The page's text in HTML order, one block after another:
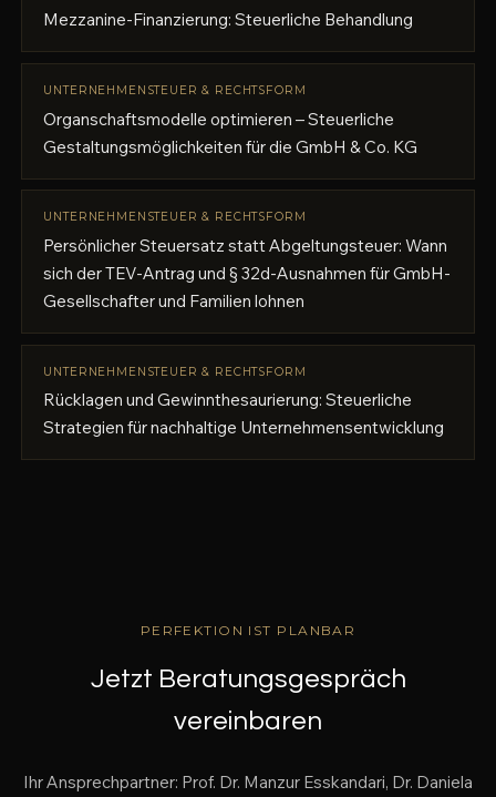
Mezzanine-Finanzierung: Steuerliche Behandlung
UNTERNEHMENSTEUER & RECHTSFORM
Organschaftsmodelle optimieren – Steuerliche
Gestaltungsmöglichkeiten für die GmbH & Co. KG
UNTERNEHMENSTEUER & RECHTSFORM
Persönlicher Steuersatz statt Abgeltungsteuer: Wann
sich der TEV-Antrag und § 32d-Ausnahmen für GmbH-
Gesellschafter und Familien lohnen
UNTERNEHMENSTEUER & RECHTSFORM
Rücklagen und Gewinnthesaurierung: Steuerliche
Strategien für nachhaltige Unternehmensentwicklung
PERFEKTION IST PLANBAR
Jetzt Beratungsgespräch
vereinbaren
Ihr Ansprechpartner: Prof. Dr. Manzur Esskandari, Dr. Daniela